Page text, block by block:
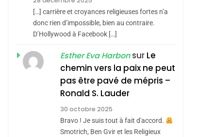
Rapport D’ADL
Contre
L’antisémitisme
FRANCE ISRAÉL
FIÈRE, DIGNE ET
RÉSILIENTE :
POURQUOI JE
REVENDIQUE MA
JUDAÏTE Par Thérèse
Zrihen-Dvir
ISRAÉL JUDAISME
CE QUI NOUS
MANQUE – Jacques
Hadida
JUDAISME
[…] carrière et croyances religieuses fortes n’a
donc rien d’impossible, bien au contraire.
D’Hollywood à Facebook […]
Esther Eva Harbonsur Le
chemin vers la paix ne peut
pas être pavé de mépris –
Ronald S. Lauder
30 octobre 2025
Bravo ! Je suis tout à fait d'accord.
Smotrich, Ben Gvir et les Religieux